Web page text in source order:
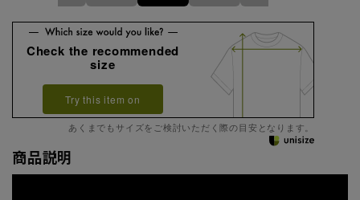
Check the recommended
size
Try this item on
あくまでもサイズをご検討いただく際の目安となります。
商品説明